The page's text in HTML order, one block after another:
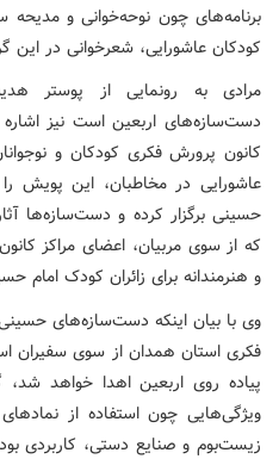
برنامه‌های چون نوحه‌خوانی و مدیحه
کودکان عاشورایی، شعرخوانی در
مرادی به رونمایی از پوستر
دست‌سازه‌های اربعین است نیز
کانون پرورش فکری کودکان و
عاشورایی در مخاطبان، این
حسینی برگزار کرده و دست‌سازه‌ها
که از سوی مربیان، اعضای مراکز
و هنرمندانه برای زائران کودک امام
وی با بیان اینکه دست‌سازه‌های
فکری استان همدان از سوی سفیران
پیاده روی اربعین اهدا خواهد
ویژگی‌هایی چون استفاده از
زیست‌بوم و صنایع دستی، کاربردی